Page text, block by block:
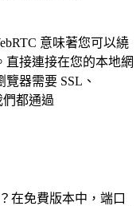
意味著您可以繞
直接連接在您的本地網
器需要 SSL、
都通過
在免費版本中，端口